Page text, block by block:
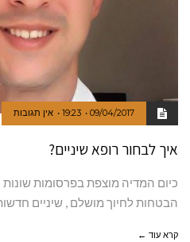
09/04/2017
19:23 אין תגובות
איך לבחור רופא שיניים?
כיום המדיה מוצפת בפרסומות
הבטחות לחיוך מושלם , שיניים
קרא עוד ←